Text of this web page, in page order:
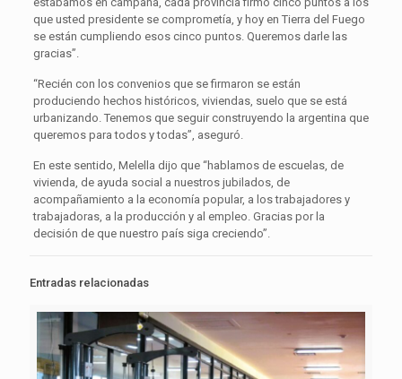
que usted presidente se comprometía, y hoy en Tierra del Fuego
se están cumpliendo esos cinco puntos. Queremos darle las
gracias”.
“Recién con los convenios que se firmaron se están
produciendo hechos históricos, viviendas, suelo que se está
urbanizando. Tenemos que seguir construyendo la argentina que
queremos para todos y todas”, aseguró.
En este sentido, Melella dijo que “hablamos de escuelas, de
vivienda, de ayuda social a nuestros jubilados, de
acompañamiento a la economía popular, a los trabajadores y
trabajadoras, a la producción y al empleo. Gracias por la
decisión de que nuestro país siga creciendo”.
Entradas relacionadas